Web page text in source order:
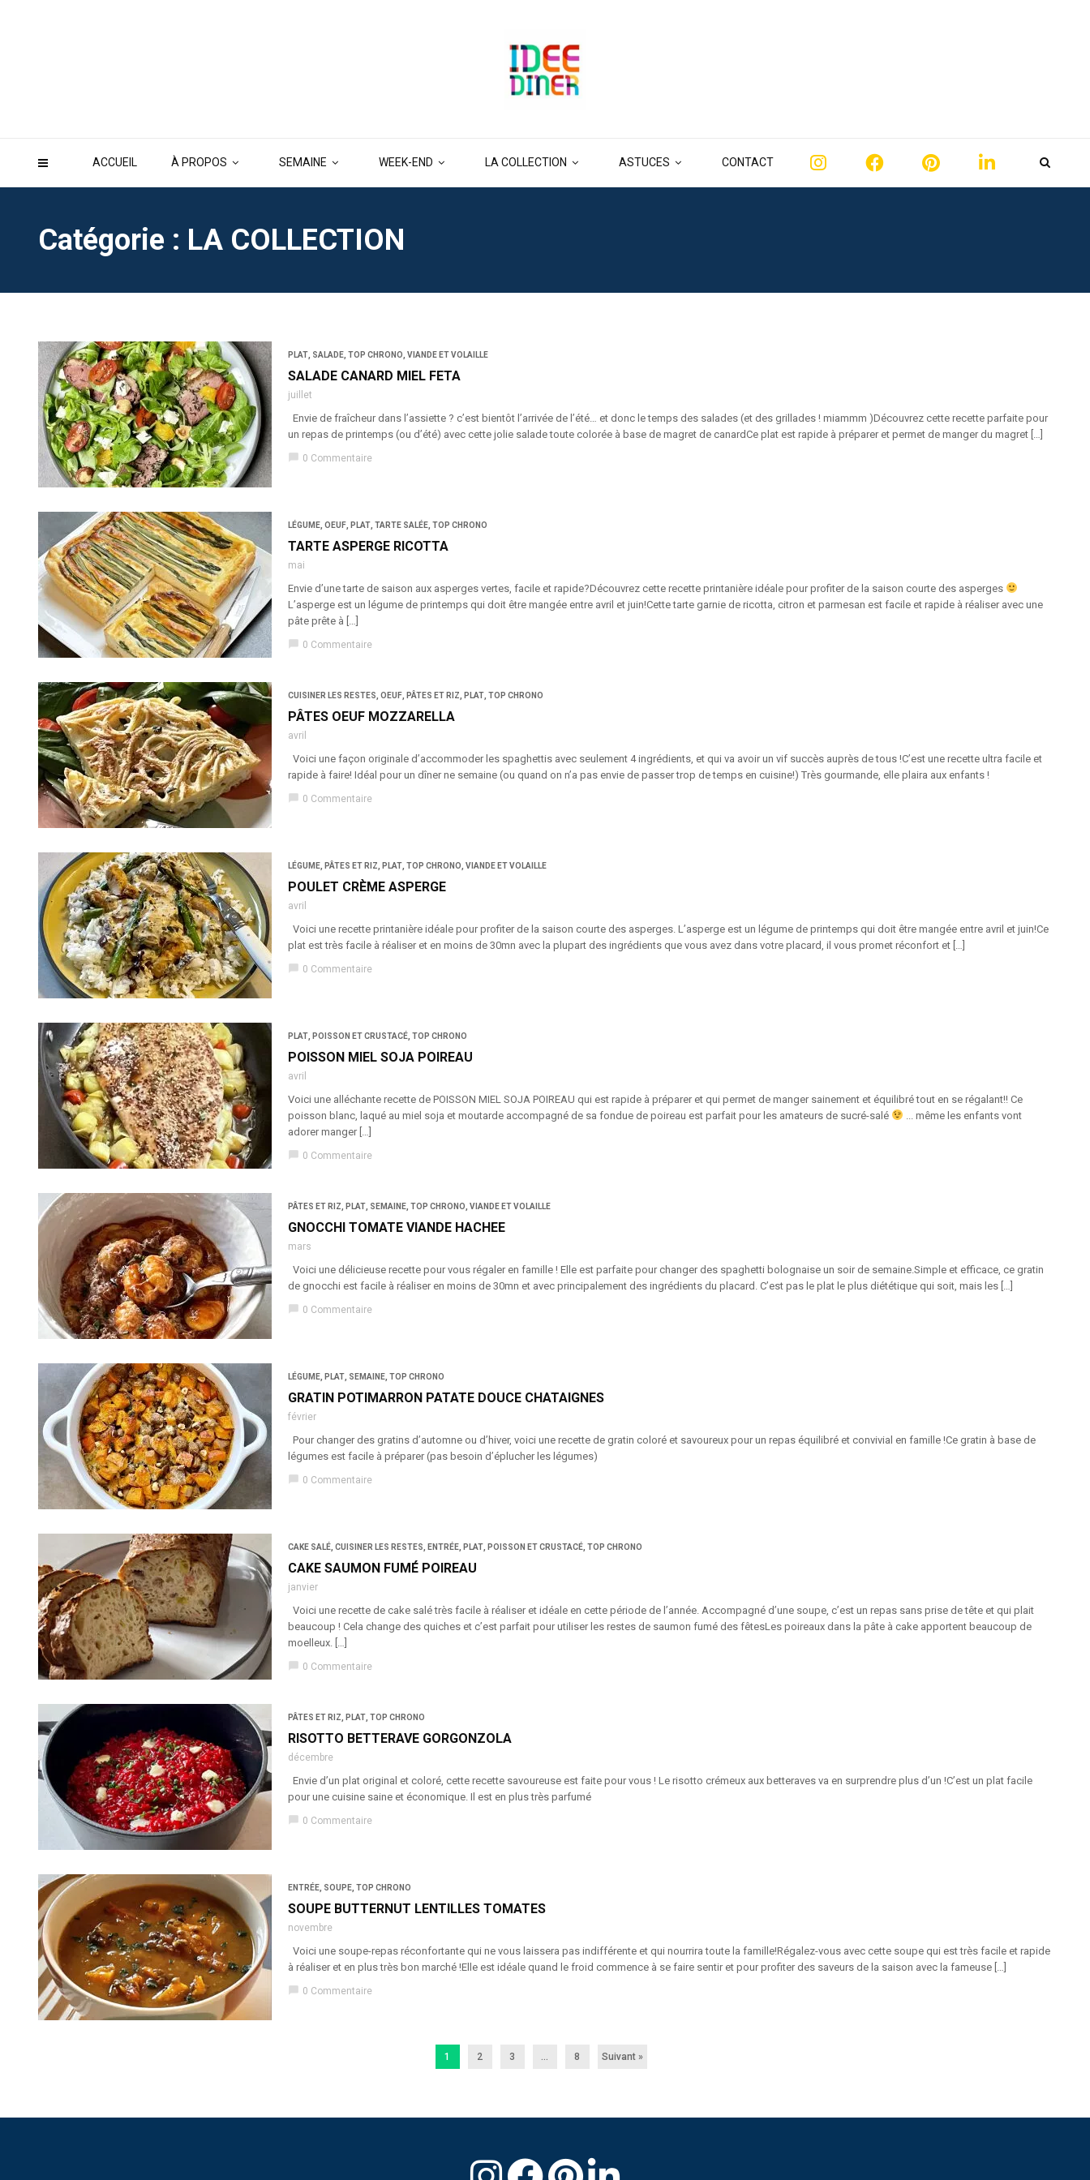
ACCUEIL À PROPOS SEMAINE WEEK-END LA COLLECTION ASTUCES CONTACT
Catégorie : LA COLLECTION
PLAT SALADE TOP CHRONO VIANDE ET VOLAILLE
SALADE CANARD MIEL FETA
juillet
Envie de fraîcheur dans l’assiette ? c’est bientôt l’arrivée de l’été… et donc le temps des salades (et des grillades ! miammm )Découvrez cette recette parfaite pour
un repas de printemps (ou d’été) avec cette jolie salade toute colorée à base de magret de canardCe plat est rapide à préparer et permet de manger du magret […]
chat_bubble 0 Commentaire
LÉGUME OEUF PLAT TARTE SALÉE TOP CHRONO
TARTE ASPERGE RICOTTA
mai
Envie d’une tarte de saison aux asperges vertes, facile et rapide?Découvrez cette recette printanière idéale pour profiter de la saison courte des asperges
L’asperge est un légume de printemps qui doit être mangée entre avril et juin!Cette tarte garnie de ricotta, citron et parmesan est facile et rapide à réaliser avec une
pâte prête à […]
chat_bubble 0 Commentaire
CUISINER LES RESTES OEUF PÂTES ET RIZ PLAT TOP CHRONO
PÂTES OEUF MOZZARELLA
avril
Voici une façon originale d’accommoder les spaghettis avec seulement 4 ingrédients, et qui va avoir un vif succès auprès de tous !C’est une recette ultra facile et
rapide à faire! Idéal pour un dîner ne semaine (ou quand on n’a pas envie de passer trop de temps en cuisine!) Très gourmande, elle plaira aux enfants !
chat_bubble 0 Commentaire
LÉGUME PÂTES ET RIZ PLAT TOP CHRONO VIANDE ET VOLAILLE
POULET CRÈME ASPERGE
avril
Voici une recette printanière idéale pour profiter de la saison courte des asperges. L’asperge est un légume de printemps qui doit être mangée entre avril et juin!Ce
plat est très facile à réaliser et en moins de 30mn avec la plupart des ingrédients que vous avez dans votre placard, il vous promet réconfort et […]
chat_bubble 0 Commentaire
PLAT POISSON ET CRUSTACÉ TOP CHRONO
POISSON MIEL SOJA POIREAU
avril
Voici une alléchante recette de POISSON MIEL SOJA POIREAU qui est rapide à préparer et qui permet de manger sainement et équilibré tout en se régalant!! Ce
poisson blanc, laqué au miel soja et moutarde accompagné de sa fondue de poireau est parfait pour les amateurs de sucré-salé
... même les enfants vont
adorer manger […]
chat_bubble 0 Commentaire
PÂTES ET RIZ PLAT SEMAINE TOP CHRONO VIANDE ET VOLAILLE
GNOCCHI TOMATE VIANDE HACHEE
mars
Voici une délicieuse recette pour vous régaler en famille ! Elle est parfaite pour changer des spaghetti bolognaise un soir de semaine.Simple et efficace, ce gratin
de gnocchi est facile à réaliser en moins de 30mn et avec principalement des ingrédients du placard. C’est pas le plat le plus diététique qui soit, mais les […]
chat_bubble 0 Commentaire
LÉGUME PLAT SEMAINE TOP CHRONO
GRATIN POTIMARRON PATATE DOUCE CHATAIGNES
février
Pour changer des gratins d’automne ou d’hiver, voici une recette de gratin coloré et savoureux pour un repas équilibré et convivial en famille !Ce gratin à base de
légumes est facile à préparer (pas besoin d’éplucher les légumes)
chat_bubble 0 Commentaire
CAKE SALÉ CUISINER LES RESTES ENTRÉE PLAT POISSON ET CRUSTACÉ TOP CHRONO
CAKE SAUMON FUMÉ POIREAU
janvier
Voici une recette de cake salé très facile à réaliser et idéale en cette période de l’année. Accompagné d’une soupe, c’est un repas sans prise de tête et qui plait
beaucoup ! Cela change des quiches et c’est parfait pour utiliser les restes de saumon fumé des fêtesLes poireaux dans la pâte à cake apportent beaucoup de
moelleux. […]
chat_bubble 0 Commentaire
PÂTES ET RIZ PLAT TOP CHRONO
RISOTTO BETTERAVE GORGONZOLA
décembre
Envie d’un plat original et coloré, cette recette savoureuse est faite pour vous ! Le risotto crémeux aux betteraves va en surprendre plus d’un !C’est un plat facile
pour une cuisine saine et économique. Il est en plus très parfumé
chat_bubble 0 Commentaire
ENTRÉE SOUPE TOP CHRONO
SOUPE BUTTERNUT LENTILLES TOMATES
novembre
Voici une soupe-repas réconfortante qui ne vous laissera pas indifférente et qui nourrira toute la famille!Régalez-vous avec cette soupe qui est très facile et rapide
à réaliser et en plus très bon marché !Elle est idéale quand le froid commence à se faire sentir et pour profiter des saveurs de la saison avec la fameuse […]
chat_bubble 0 Commentaire
1 2 3 … 8 Suivant »